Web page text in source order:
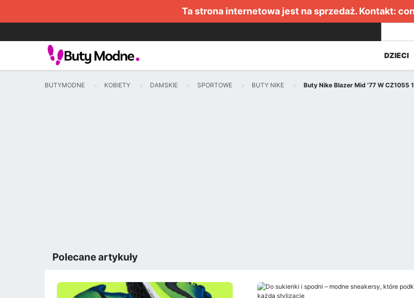
Ta strona internetowa jest na sprzedaż. Kontakt:
DZIECI
BUTYMODNE KOBIETY DAMSKIE SPORTOWE BUTY NIKE Buty Nike Blazer Mid '77 W CZ1055
Polecane artykuły